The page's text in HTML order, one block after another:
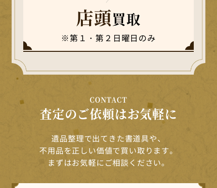
店頭買取
※第１・第２日曜日のみ
CONTACT
査定のご依頼はお気軽に
遺品整理で出てきた書道具や、
不用品を正しい価値で買い取ります。
まずはお気軽にご相談ください。